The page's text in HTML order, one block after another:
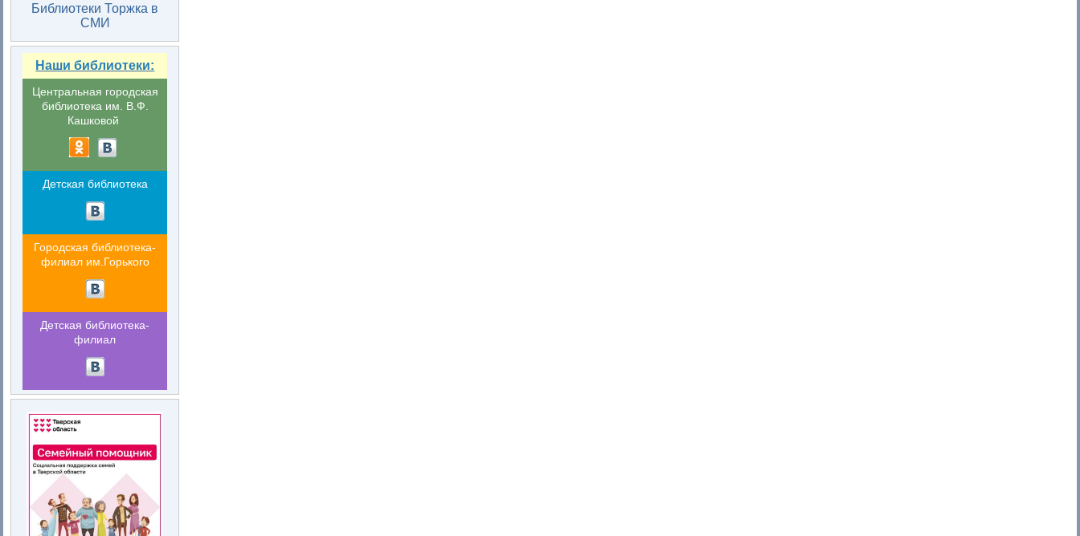
Библиотеки Торжка в
СМИ
Наши библиотеки:
Центральная городская
библиотека им. В.Ф.
Кашковой
Детская библиотека
Городская библиотека-
филиал им.Горького
Детская библиотека-
филиал